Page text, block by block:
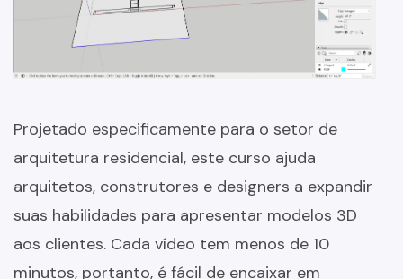
Projetado especificamente para o setor de
arquitetura residencial, este curso ajuda
arquitetos, construtores e designers a expandir
suas habilidades para apresentar modelos 3D
aos clientes. Cada vídeo tem menos de 10
minutos, portanto, é fácil de encaixar em